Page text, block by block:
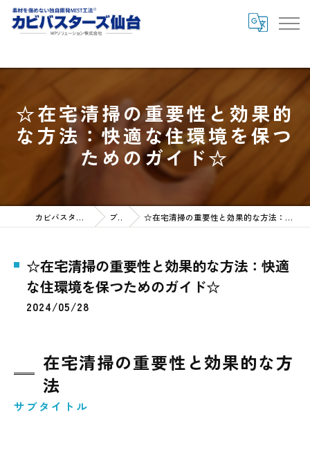
" />" />
☆在宅清掃の重要性と効果的
な方法：快適な住環境を保つ
ためのガイド☆
カビバスターズ仙台HOME ブログ ☆在宅清掃の重要性と効果的な方法：快適な住環境を保つためのガイド☆
☆在宅清掃の重要性と効果的な方法：快適
な住環境を保つためのガイド☆
2024/05/28
在宅清掃の重要性と効果的な方
法
サブタイトル